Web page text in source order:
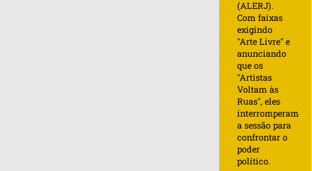
(ALERJ).
Com faixas
exigindo
"Arte Livre" e
anunciando
que os
"Artistas
Voltam às
Ruas", eles
interromperam
a sessão para
confrontar o
poder
político.